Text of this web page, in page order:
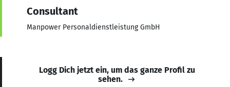
Consultant
Manpower Personaldienstleistung GmbH
Logg Dich jetzt ein, um das ganze Profil zu
sehen.